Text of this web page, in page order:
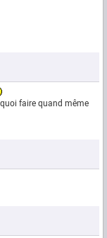
faire quand même